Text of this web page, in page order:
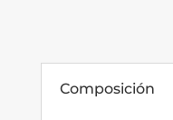
Composición